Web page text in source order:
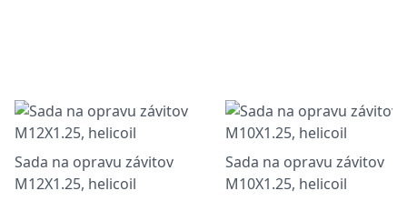
Sada na opravu závitov
M12X1.25, helicoil
Sada na opravu závitov
M10X1.25, helicoil